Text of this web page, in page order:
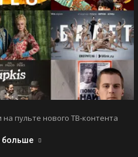
пульте нового ТВ-контента
больше